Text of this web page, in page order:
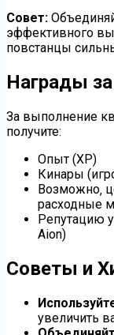
Совет:
эффективного
повстанцы
Награды
За выполнение
получите:
Опыт (XP)
Кинары
Возможно‚
расходные
Репутацию
Aion)
Советы и
увеличить